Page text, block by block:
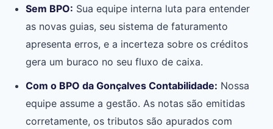
Sem BPO: Sua equipe interna luta para entender
as novas guias, seu sistema de faturamento
apresenta erros, e a incerteza sobre os créditos
gera um buraco no seu fluxo de caixa.
Com o BPO da Gonçalves Contabilidade: Nossa
equipe assume a gestão. As notas são emitidas
corretamente, os tributos são apurados com